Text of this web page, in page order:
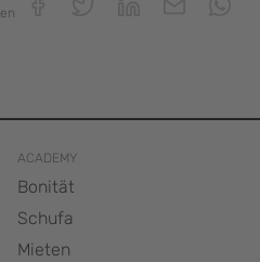
ACADEMY
Bonität
Schufa
Mieten